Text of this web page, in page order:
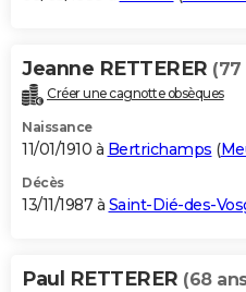
Jeanne RETTERER (77
Créer une cagnotte obsèques
Naissance
11/01/1910 à Bertrichamps (
Décès
13/11/1987 à Saint-Dié-des-
Paul RETTERER (68